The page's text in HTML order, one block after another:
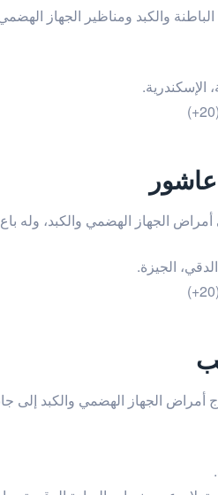
والكبد ومناظير الجهاز
الجهاز الهضمي والكبد، وله
الجهاز الهضمي والكبد إلى